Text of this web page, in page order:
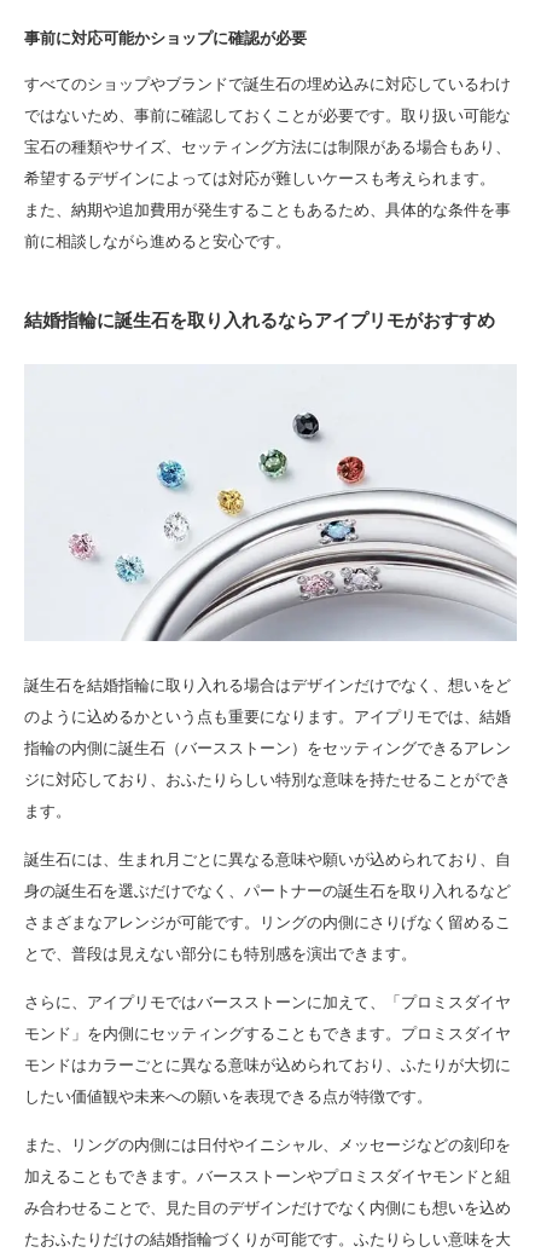
事前に対応可能かショップに確認が必要
すべてのショップやブランドで誕生石の埋め込みに対応しているわけ
ではないため、事前に確認しておくことが必要です。取り扱い可能な
宝石の種類やサイズ、セッティング方法には制限がある場合もあり、
希望するデザインによっては対応が難しいケースも考えられます。
また、納期や追加費用が発生することもあるため、具体的な条件を事
前に相談しながら進めると安心です。
結婚指輪に誕生石を取り入れるならアイプリモがおすすめ
誕生石を結婚指輪に取り入れる場合はデザインだけでなく、想いをど
のように込めるかという点も重要になります。アイプリモでは、結婚
指輪の内側に誕生石（バースストーン）をセッティングできるアレン
ジに対応しており、おふたりらしい特別な意味を持たせることができ
ます。
誕生石には、生まれ月ごとに異なる意味や願いが込められており、自
身の誕生石を選ぶだけでなく、パートナーの誕生石を取り入れるなど
さまざまなアレンジが可能です。リングの内側にさりげなく留めるこ
とで、普段は見えない部分にも特別感を演出できます。
さらに、アイプリモではバースストーンに加えて、「プロミスダイヤ
モンド」を内側にセッティングすることもできます。プロミスダイヤ
モンドはカラーごとに異なる意味が込められており、ふたりが大切に
したい価値観や未来への願いを表現できる点が特徴です。
また、リングの内側には日付やイニシャル、メッセージなどの刻印を
加えることもできます。バースストーンやプロミスダイヤモンドと組
み合わせることで、見た目のデザインだけでなく内側にも想いを込め
たおふたりだけの結婚指輪づくりが可能です。ふたりらしい意味を大